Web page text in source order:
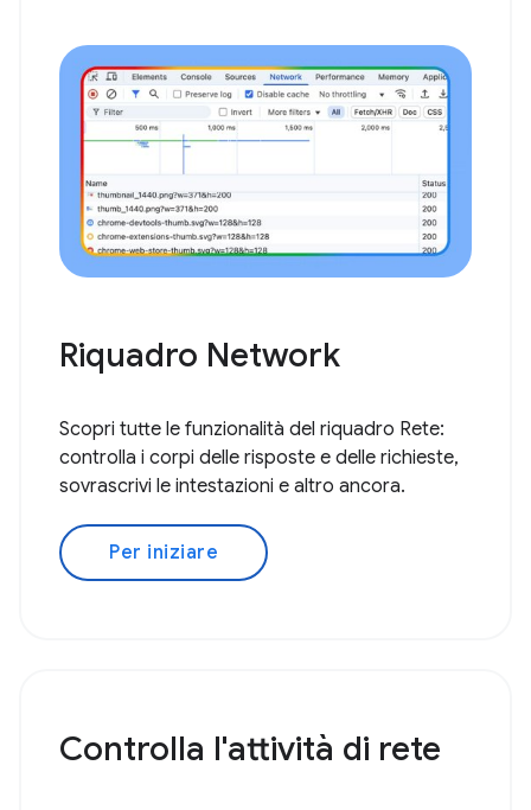
Riquadro Network
Scopri tutte le funzionalità del riquadro Rete:
controlla i corpi delle risposte e delle richieste,
sovrascrivi le intestazioni e altro ancora.
Per iniziare
Controlla l'attività di rete